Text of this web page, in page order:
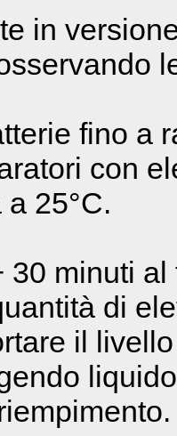
in
fino a
con
25°C.
30 minuti
di
il